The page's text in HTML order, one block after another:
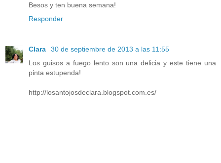
Besos y ten buena semana!
Responder
Clara
30 de septiembre de 2013 a las 11:55
Los guisos a fuego lento son una delicia y este tiene una
pinta estupenda!
http://losantojosdeclara.blogspot.com.es/